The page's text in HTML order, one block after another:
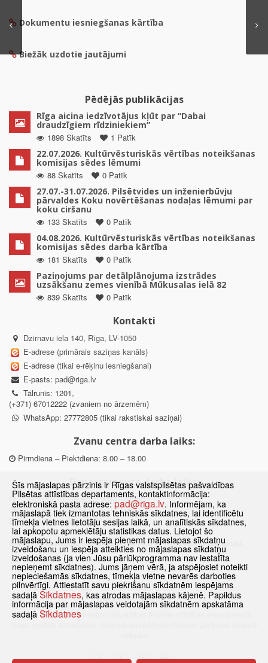
Dokumentu iesniegšanas kārtība
Biežāk uzdotie jautājumi
Pēdējās publikācijas
Rīga aicina iedzīvotājus kļūt par “Dabai
draudzīgiem rīdziniekiem”
1898 Skatīts
1 Patīk
22.07.2026. Kultūrvēsturiskās vērtības noteikšanas
komisijas sēdes lēmumi
88 Skatīts
0 Patīk
27.07.-31.07.2026. Pilsētvides un inženierbūvju
pārvaldes Koku novērtēšanas nodaļas lēmumi par
koku ciršanu
133 Skatīts
0 Patīk
04.08.2026. Kultūrvēsturiskās vērtības noteikšanas
komisijas sēdes darba kārtība
181 Skatīts
0 Patīk
Paziņojums par detālplānojuma izstrādes
uzsākšanu zemes vienībā Mūkusalas ielā 82
839 Skatīts
0 Patīk
Kontakti
Dzirnavu iela 140, Rīga, LV-1050
E-adrese (primārais saziņas kanāls)
E-adrese (tikai e-rēķinu iesniegšanai)
E-pasts: pad@riga.lv
Tālrunis: 1201,
(+371) 67012222 (zvaniem no ārzemēm)
WhatsApp: 27772805 (tikai rakstiskai saziņai)
Zvanu centra darba laiks:
Pirmdiena – Piektdiena: 8.00 – 18.00
Departamenta darba laiks:
Pirmdiena, Ceturtdiena: 8.30 – 18.00
Otrdiena, Trešdiena: 8.30 – 17.00
Piektdiena: 8.30 – 15.00
Klātienes konsultācijas pieejamas tikai ar iepriekšēju pierakstu.
Sākums Jaunumi Biežāk uzdotie jautājumi
Lapas karte
Sīkdatnes
Kontakti
© 2021 Rīgas valstspilsētas pašvaldības Pilsētas attīstības departaments.
Šīs mājaslapas pārzinis ir Rīgas valstspilsētas pašvaldības
Pilsētas attīstības departaments, kontaktinformācija:
elektroniskā pasta adrese: pad@riga.lv. Informējam, ka
mājaslapā tiek izmantotas tehniskās sīkdatnes, lai identificētu
tīmekļa vietnes lietotāju sesijas laikā, un analītiskās sīkdatnes,
lai apkopotu apmeklētāju statistikas datus. Lietojot šo
mājaslapu, Jums ir iespēja pieņemt mājaslapas sīkdatņu
izveidošanu un iespēja atteikties no mājaslapas sīkdatņu
izveidošanas (ja vien Jūsu pārlūkprogramma nav iestatīta
nepieņemt sīkdatnes). Jums jāņem vērā, ja atspējosiet noteikti
nepieciešamās sīkdatnes, tīmekļa vietne nevarēs darboties
pilnvērtīgi. Attiestatīt savu piekrišanu sīkdatnēm iespējams
sadaļā Sīkdatnes, kas atrodas mājaslapas kājenē. Papildus
informācija par mājaslapas veidotajām sīkdatnēm apskatāma
sadaļā Sīkdatnes